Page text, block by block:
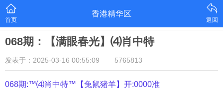
首页
香港精华区
返回
068期：【满眼春光】⑷肖中特
发表于：2025-03-16 00:55:09 5765813
068期:™⑷肖中特™【兔鼠猪羊】开:0000准